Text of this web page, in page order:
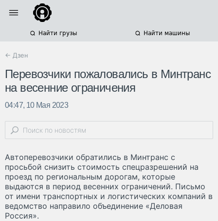
Найти грузы Найти машины
← Дзен
Перевозчики пожаловались в Минтранс
на весенние ограничения
04:47, 10 Мая 2023
Автоперевозчики обратились в Минтранс с
просьбой снизить стоимость спецразрешений на
проезд по региональным дорогам, которые
выдаются в период весенних ограничений. Письмо
от имени транспортных и логистических компаний в
ведомство направило объединение «Деловая
Россия».